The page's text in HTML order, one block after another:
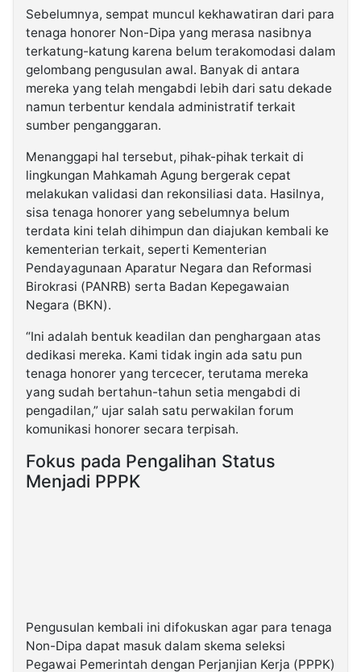
Sebelumnya, sempat muncul kekhawatiran dari para
tenaga honorer Non-Dipa yang merasa nasibnya
terkatung-katung karena belum terakomodasi dalam
gelombang pengusulan awal. Banyak di antara
mereka yang telah mengabdi lebih dari satu dekade
namun terbentur kendala administratif terkait
sumber penganggaran.
Menanggapi hal tersebut, pihak-pihak terkait di
lingkungan Mahkamah Agung bergerak cepat
melakukan validasi dan rekonsiliasi data. Hasilnya,
sisa tenaga honorer yang sebelumnya belum
terdata kini telah dihimpun dan diajukan kembali ke
kementerian terkait, seperti Kementerian
Pendayagunaan Aparatur Negara dan Reformasi
Birokrasi (PANRB) serta Badan Kepegawaian
Negara (BKN).
“Ini adalah bentuk keadilan dan penghargaan atas
dedikasi mereka. Kami tidak ingin ada satu pun
tenaga honorer yang tercecer, terutama mereka
yang sudah bertahun-tahun setia mengabdi di
pengadilan,” ujar salah satu perwakilan forum
komunikasi honorer secara terpisah.
Fokus pada Pengalihan Status
Menjadi PPPK
Pengusulan kembali ini difokuskan agar para tenaga
Non-Dipa dapat masuk dalam skema seleksi
Pegawai Pemerintah dengan Perjanjian Kerja (PPPK)